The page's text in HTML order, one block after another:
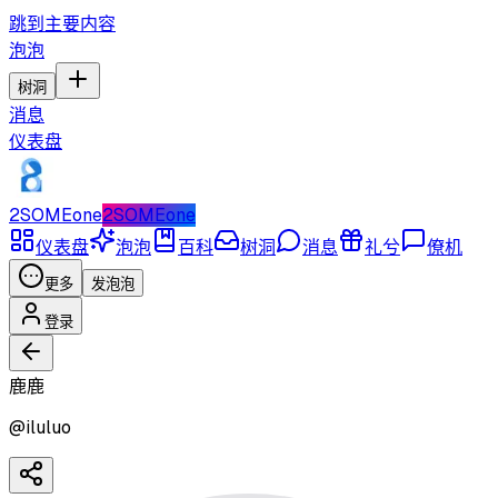
跳到主要内容
泡泡
树洞
消息
仪表盘
2SOMEone2SOMEone
仪表盘
泡泡 百科 树洞 消息 礼兮 僚机
更多 发泡泡
登录
鹿鹿
@iluluo